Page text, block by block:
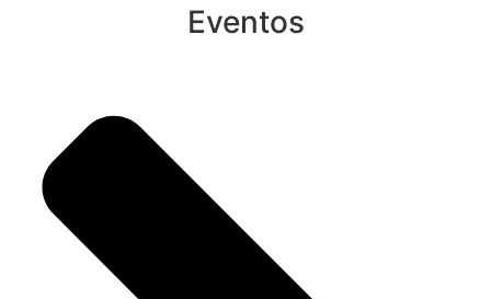
Eventos